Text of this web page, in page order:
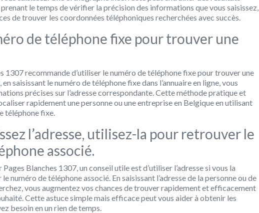
le temps de vérifier la précision des informations que vous saisissez,
de trouver les coordonnées téléphoniques recherchées avec succès.
de téléphone fixe pour trouver une
1307 recommande d’utiliser le numéro de téléphone fixe pour trouver une
saisissant le numéro de téléphone fixe dans l’annuaire en ligne, vous
précises sur l’adresse correspondante. Cette méthode pratique et
rapidement une personne ou une entreprise en Belgique en utilisant
téléphone fixe.
l’adresse, utilisez-la pour retrouver le
associé.
Blanches 1307, un conseil utile est d’utiliser l’adresse si vous la
numéro de téléphone associé. En saisissant l’adresse de la personne ou de
vous augmentez vos chances de trouver rapidement et efficacement
Cette astuce simple mais efficace peut vous aider à obtenir les
besoin en un rien de temps.